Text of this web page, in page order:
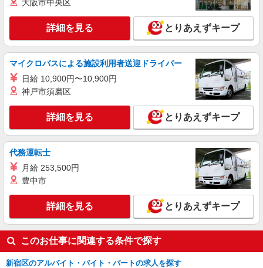
東京都新宿区高田馬場 4丁目18-9
キープ 詳細を見る
アルバイト パート
ケンタッキーフライドチキン ヨークフーズ新宿富久店
カウンター・キッチンスタッフ ＜優先募集日
時＞平日（月〜金） 9:00〜14:00
時給1350円 ＜高校生＞時給1300円
東京都新宿区富久町17-2
キープ 詳細を見る
アルバイト パート
ケンタッキーフライドチキン 新宿東宝ビル店
カウンター・キッチンスタッフ ＜優先募集日
時＞土日祝 11:00〜17:00
時給1350円 ＜高校生＞時給1300円
東京都新宿区歌舞伎町1－19－1 FSビル
大阪市中央区
詳細を見る とりあえずキープ
マイクロバスによる施設利用者送迎ドライバー
日給 10,900円〜10,900円
神戸市須磨区
詳細を見る とりあえずキープ
代務運転士
月給 253,500円
豊中市
詳細を見る とりあえずキープ
このお仕事に関連する条件で探す
新宿区のアルバイト・バイト・パートの求人を探す